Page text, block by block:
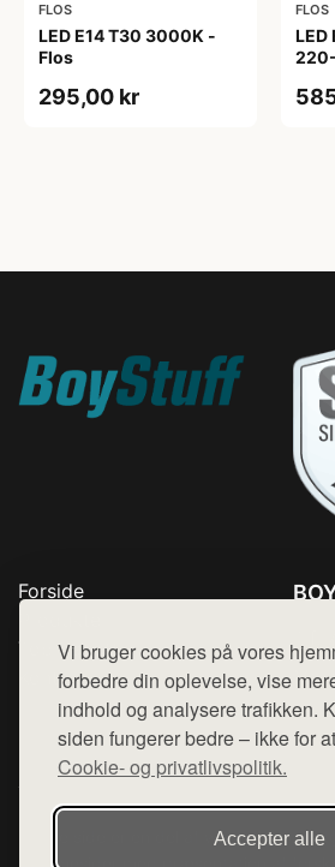
Vi bruger cookies på vores
forbedre din oplevelse, vise
indhold og analysere trafikken.
siden fungerer bedre – ikke for
Cookie- og privatlivspolitik.
Accepter alle
FLOS
LED E14 T30 3000K -
Flos
295,00 kr
FLOS
LED
Forside
Top Rabatter
Kontakt
Denne side er en del af want.dk, der